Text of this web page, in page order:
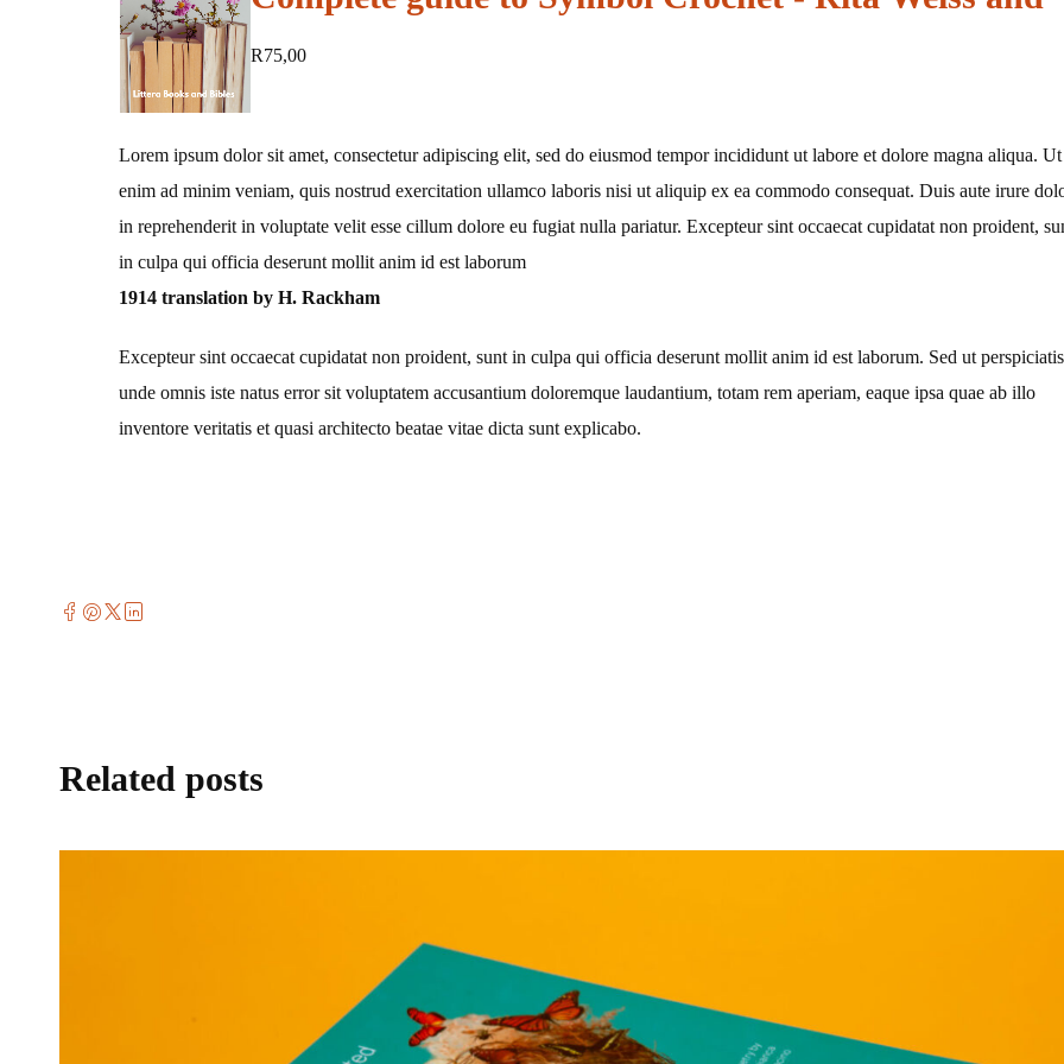
Susan Lowman
R75,00
Lorem ipsum dolor sit amet, consectetur adipiscing elit, sed do eiusmod tempor incididunt ut labore et dolore magna aliqua. Ut
enim ad minim veniam, quis nostrud exercitation ullamco laboris nisi ut aliquip ex ea commodo consequat. Duis aute irure
in reprehenderit in voluptate velit esse cillum dolore eu fugiat nulla pariatur. Excepteur sint occaecat cupidatat non proident,
in culpa qui officia deserunt mollit anim id est laborum
1914 translation by H. Rackham
Excepteur sint occaecat cupidatat non proident, sunt in culpa qui officia deserunt mollit anim id est laborum. Sed ut perspiciatis
unde omnis iste natus error sit voluptatem accusantium doloremque laudantium, totam rem aperiam, eaque ipsa quae ab illo
inventore veritatis et quasi architecto beatae vitae dicta sunt explicabo.
Related posts